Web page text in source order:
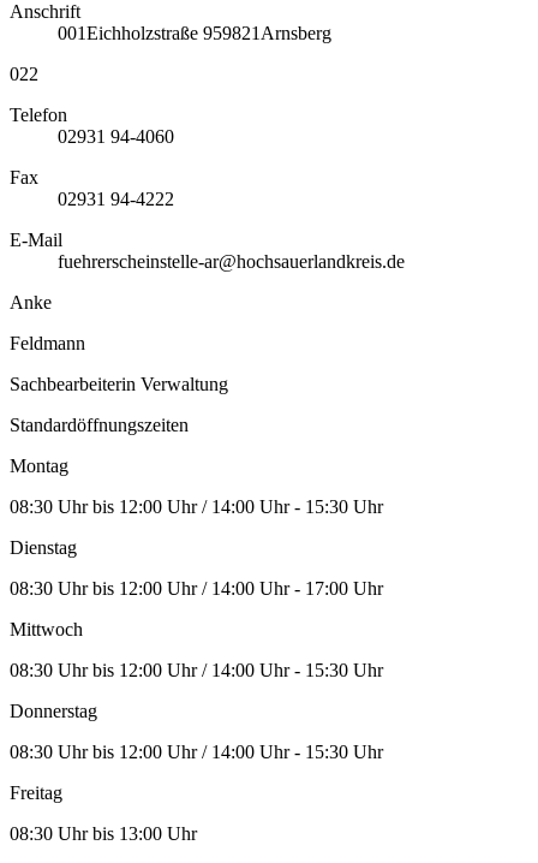
Anschrift
001Eichholzstraße 959821 Arnsberg
022
Telefon
02931 94-4060
Fax
02931 94-4222
E-Mail
fuehrerscheinstelle-ar@hochsauerlandkreis.de
Anke
Feldmann
Sachbearbeiterin Verwaltung
Standardöffnungszeiten
Montag
08:30 Uhr bis 12:00 Uhr / 14:00 Uhr - 15:30 Uhr
Dienstag
08:30 Uhr bis 12:00 Uhr / 14:00 Uhr - 17:00 Uhr
Mittwoch
08:30 Uhr bis 12:00 Uhr / 14:00 Uhr - 15:30 Uhr
Donnerstag
08:30 Uhr bis 12:00 Uhr / 14:00 Uhr - 15:30 Uhr
Freitag
08:30 Uhr bis 13:00 Uhr